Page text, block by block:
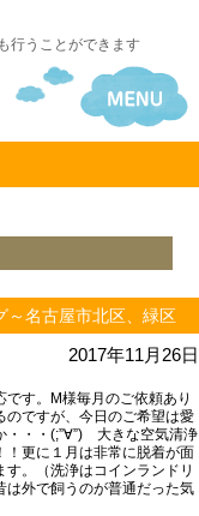
行うことができます
名古屋市北区、緑区
2017年11月26日
す。M様毎月のご依頼あり
のですが、今日のご希望は愛
・・・(;”∀”) 大きな空気清浄
！更に１月は非常に脱着が面
。（洗浄はコインランドリ
外で飼うのが普通だった気